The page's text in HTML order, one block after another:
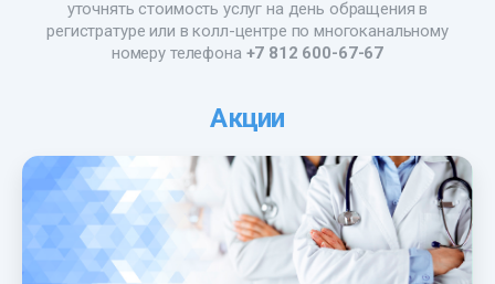
уточнять стоимость услуг на день обращения в
регистратуре или в колл-центре по многоканальному
номеру телефона +7 812 600-67-67
Акции